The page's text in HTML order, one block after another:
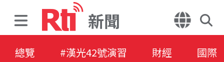
新聞
總覽 #漢光42號演習 財經 國際